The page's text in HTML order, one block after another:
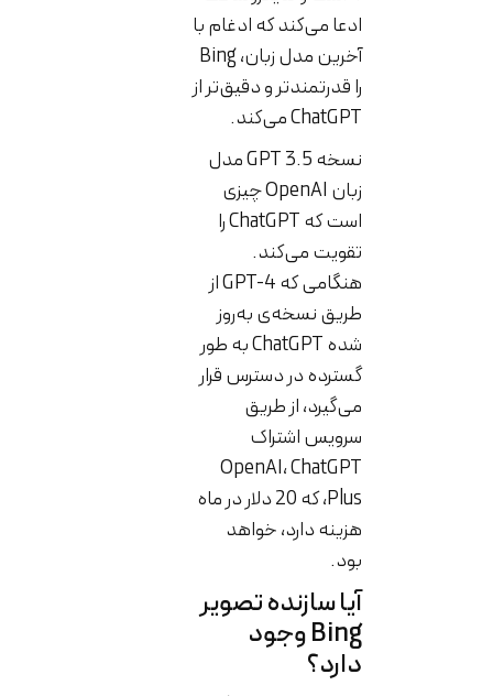
ادعا می‌کند که ادغام با
آخرین مدل زبان، Bing
را قدرتمندتر و دقیق‌تر از
ChatGPT می‌کند.
نسخه GPT 3.5 مدل
زبان OpenAI چیزی
است که ChatGPT را
تقویت می‌کند.
هنگامی که GPT-4 از
طریق نسخه‌ی به‌روز
شده ChatGPT به طور
گسترده در دسترس قرار
می‌گیرد، از طریق
سرویس اشتراک
OpenAI، ChatGPT
Plus، که 20 دلار در ماه
هزینه دارد، خواهد
آیا سازنده تصویر
Bing وجود